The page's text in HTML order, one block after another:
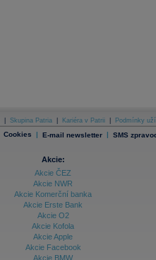
Skupina Patria Kariéra v Patrii Podmínky
Cookies | E-mail newsletter | SMS
Akcie:
Akcie ČEZ
Akcie NWR
Akcie Komerční banka
Akcie Erste Bank
Akcie O2
Akcie Kofola
Akcie Apple
Akcie Facebook
Akcie BMW